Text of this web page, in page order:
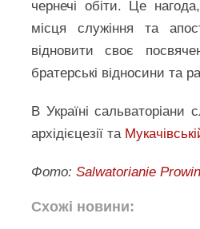
чернечі обіти. Це
місця служіння та
відновити своє
братерські відносини та
В Україні сальваторіани
архідієцезії та
Фото:Salwatorianie
Схожі новини: